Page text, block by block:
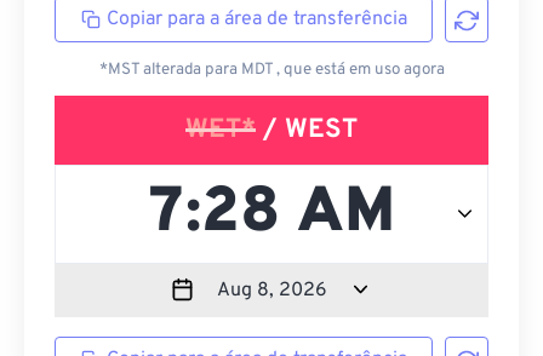
Copiar para a área de transferência
*MST alterada para MDT , que está em uso agora
WET* / WEST